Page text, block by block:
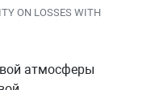
ON LOSSES WITH
атмосферы